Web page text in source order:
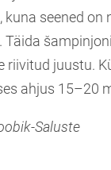
kuna seened on
Täida
riivitud juustu.
ahjus 15–20
Saluste